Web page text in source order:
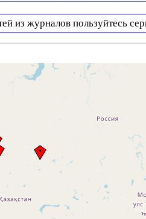
из журналов пользуйтесь